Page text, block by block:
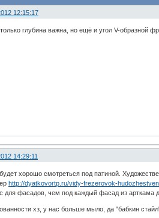
12:15:17
глубина важна, но ещё и угол V-образной
14:29:11
хорошо смотреться под патиной.
http://dyatkovortp.ru/vidy-frezerovok-
для фасадов, чем под каждый фасад из арткама
хз, у нас больше мыло, да "бабкин